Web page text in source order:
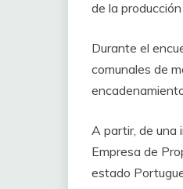
de la
Durante el
comunales de
A partir, de una
Empresa de
estado